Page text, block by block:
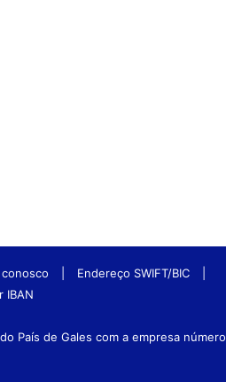
Endereço SWIFT/BIC
IBAN
País de Gales com a empresa número